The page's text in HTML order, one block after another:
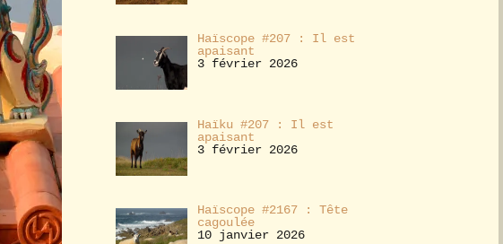
Haïscope #207 : Il est
apaisant
3 février 2026
Haïku #207 : Il est
apaisant
3 février 2026
Haïscope #2167 : Tête
cagoulée
10 janvier 2026